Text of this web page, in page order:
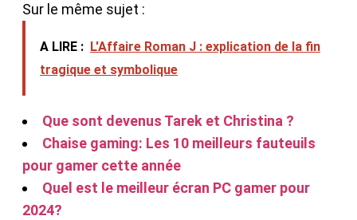
Sur le même sujet :
A LIRE : L'Affaire Roman J : explication de la fin
tragique et symbolique
Que sont devenus Tarek et Christina ?
Chaise gaming: Les 10 meilleurs fauteuils
pour gamer cette année
Quel est le meilleur écran PC gamer pour
2024?